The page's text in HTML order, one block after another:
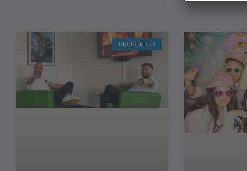
NEUIGKEITEN